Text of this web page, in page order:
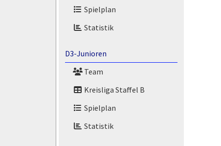
Spielplan
Statistik
D3-Junioren
Team
Kreisliga Staffel B
Spielplan
Statistik